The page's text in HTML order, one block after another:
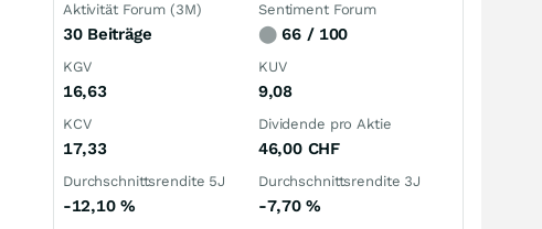
Aktivität Forum (3M)
30 Beiträge
Sentiment Forum
⬤66 / 100
KGV
16,63
KUV
9,08
KCV
17,33
Dividende pro Aktie
46,00 CHF
Durchschnittsrendite 5J
-12,10 %
Durchschnittsrendite 3J
-7,70%